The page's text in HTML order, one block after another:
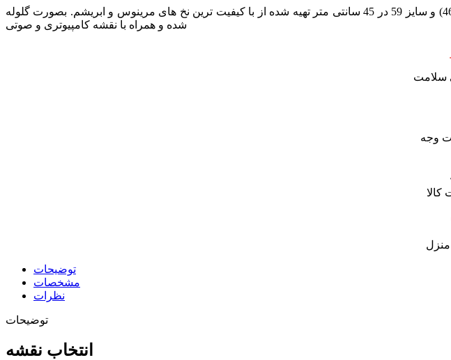
با 83 رنگ و 7 رنگ ابریشم به ابعاد 390 در 300 گره (رجشمار 46) و سایز 59 در 45 سانتی متر تهیه شده از با کیفیت ترین نخ های مرینوس و ابریشم. بصورت گلوله
شده و همراه با نقشه کامپیوتری و صوتی
سلامت
وجه
کالا
توضیحات
مشخصات
نظرات
توضیحات
انتخاب نقشه